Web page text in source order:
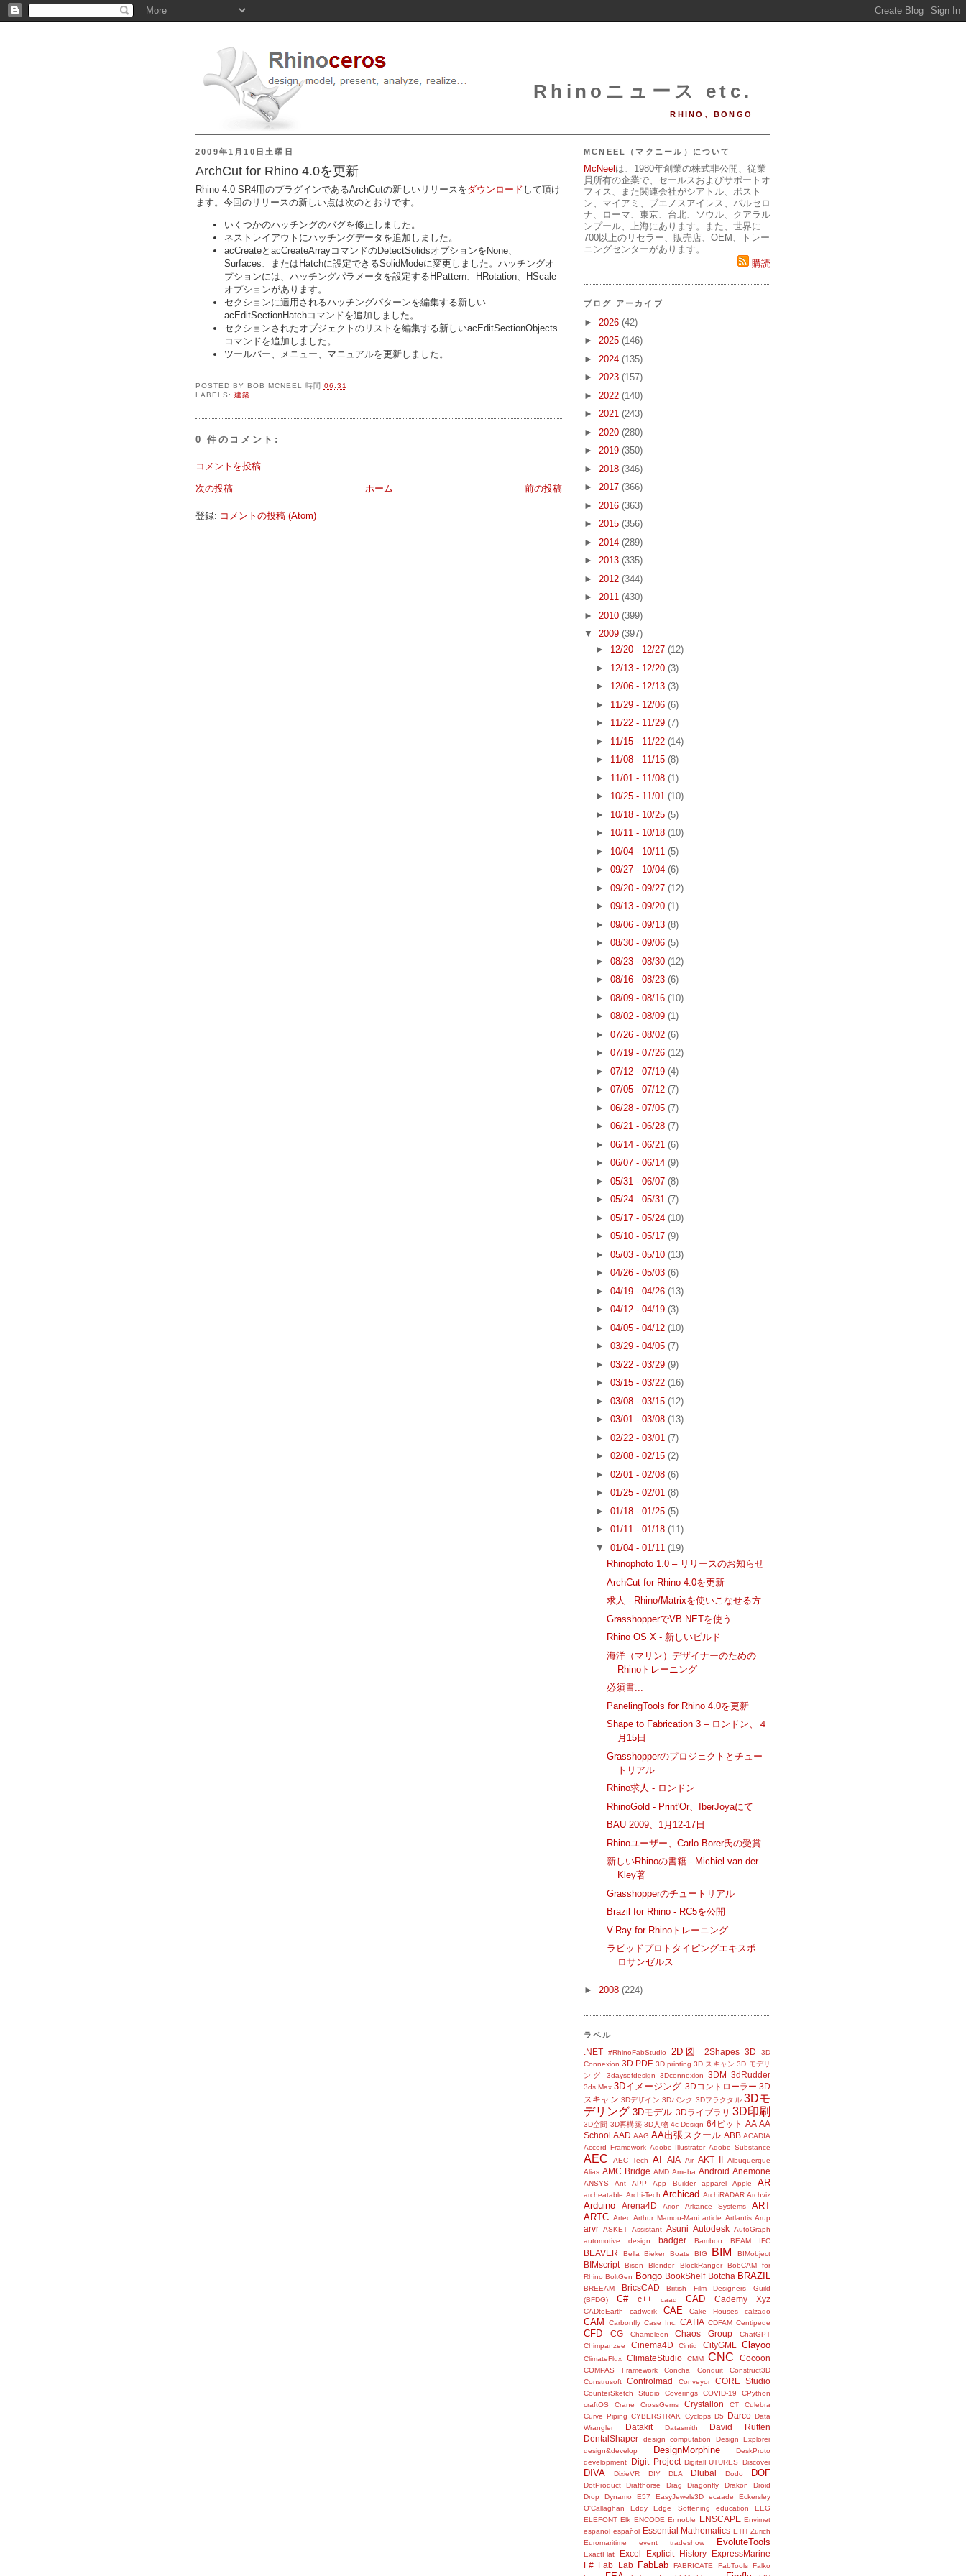
Rhinoニュース etc.
RHINO、BONGO
2009年1月10日土曜日
ArchCut for Rhino 4.0を更新
Rhino 4.0 SR4用のプラグインであるArchCutの新しいリリースをダウンロード して頂け
ます。今回のリリースの新しい点は次のとおりです。
いくつかのハッチングのバグを修正しました。
ネストレイアウトにハッチングデータを追加しました。
acCreateとacCreateArrayコマンドのDetectSolidsオプションをNone、
Surfaces、またはHatchに設定できるSolidModeに変更しました。ハッチングオ
プションには、ハッチングパラメータを設定するHPattern、HRotation、HScale
オプションがあります。
セクションに適用されるハッチングパターンを編集する新しい
acEditSectionHatchコマンドを追加しました。
セクションされたオブジェクトのリストを編集する新しいacEditSectionObjects
コマンドを追加しました。
ツールバー、メニュー、マニュアルを更新しました。
POSTED BY BOB MCNEEL 時間 06:31
LABELS: 建築
0 件のコメント:
コメントを投稿
次の投稿 前の投稿
ホーム
登録: コメントの投稿 (Atom)
MCNEEL（マクニール）について
McNeel は、1980年創業の株式非公開、従業
員所有の企業で、セールスおよびサポートオ
フィス、また関連会社がシアトル、ボスト
ン、マイアミ、ブエノスアイレス、バルセロ
ナ、ローマ、東京、台北、ソウル、クアラル
ンプール、上海にあります。また、世界に
700以上のリセラー、販売店、OEM、トレー
ニングセンターがあります。
購読
ブログ アーカイブ
► 2026 (42)
► 2025 (146)
► 2024 (135)
► 2023 (157)
► 2022 (140)
► 2021 (243)
► 2020 (280)
► 2019 (350)
► 2018 (346)
► 2017 (366)
► 2016 (363)
► 2015 (356)
► 2014 (289)
► 2013 (335)
► 2012 (344)
► 2011 (430)
► 2010 (399)
▼ 2009 (397)
► 12/20 - 12/27 (12)
► 12/13 - 12/20 (3)
► 12/06 - 12/13 (3)
► 11/29 - 12/06 (6)
► 11/22 - 11/29 (7)
► 11/15 - 11/22 (14)
► 11/08 - 11/15 (8)
► 11/01 - 11/08 (1)
► 10/25 - 11/01 (10)
► 10/18 - 10/25 (5)
► 10/11 - 10/18 (10)
► 10/04 - 10/11 (5)
► 09/27 - 10/04 (6)
► 09/20 - 09/27 (12)
► 09/13 - 09/20 (1)
► 09/06 - 09/13 (8)
► 08/30 - 09/06 (5)
► 08/23 - 08/30 (12)
► 08/16 - 08/23 (6)
► 08/09 - 08/16 (10)
► 08/02 - 08/09 (1)
► 07/26 - 08/02 (6)
► 07/19 - 07/26 (12)
► 07/12 - 07/19 (4)
► 07/05 - 07/12 (7)
► 06/28 - 07/05 (7)
► 06/21 - 06/28 (7)
► 06/14 - 06/21 (6)
► 06/07 - 06/14 (9)
► 05/31 - 06/07 (8)
► 05/24 - 05/31 (7)
► 05/17 - 05/24 (10)
► 05/10 - 05/17 (9)
► 05/03 - 05/10 (13)
► 04/26 - 05/03 (6)
► 04/19 - 04/26 (13)
► 04/12 - 04/19 (3)
► 04/05 - 04/12 (10)
► 03/29 - 04/05 (7)
► 03/22 - 03/29 (9)
► 03/15 - 03/22 (16)
► 03/08 - 03/15 (12)
► 03/01 - 03/08 (13)
► 02/22 - 03/01 (7)
► 02/08 - 02/15 (2)
► 02/01 - 02/08 (6)
► 01/25 - 02/01 (8)
► 01/18 - 01/25 (5)
► 01/11 - 01/18 (11)
▼ 01/04 - 01/11 (19)
Rhinophoto 1.0 – リリースのお知らせ
ArchCut for Rhino 4.0を更新
求人 - Rhino/Matrixを使いこなせる方
GrasshopperでVB.NETを使う
Rhino OS X - 新しいビルド
海洋（マリン）デザイナーのための
Rhinoトレーニング
必須書...
PanelingTools for Rhino 4.0を更新
Shape to Fabrication 3 – ロンドン、４
月15日
Grasshopperのプロジェクトとチュー
トリアル
Rhino求人 - ロンドン
RhinoGold - Print'Or、IberJoyaにて
BAU 2009、1月12-17日
Rhinoユーザー、Carlo Borer氏の受賞
新しいRhinoの書籍 - Michiel van der
Kley著
Grasshopperのチュートリアル
Brazil for Rhino - RC5を公開
V-Ray for Rhinoトレーニング
ラピッドプロトタイピングエキスポ –
ロサンゼルス
► 2008 (224)
ラベル
.NET #RhinoFabStudio 2D図 2Shapes 3D
3D
Connexion 3D PDF 3D printing 3D スキャン 3D モデリ
ング
3daysofdesign 3Dconnexion 3DM 3dRudder
3ds Max 3Dイメージング 3Dコントローラー 3D
スキャン 3Dデザイン 3Dバンク 3Dフラクタル 3Dモ
デリング 3Dモデル 3Dライブラリ 3D印刷
3D空間 3D再構築 3D人物 4c Design 64ビット AA AA
School AAD AAG AA出張スクール ABB ACADIA
Accord Framework Adobe Illustrator Adobe Substance
AEC AEC Tech AI AIA Air AKT II
Albuquerque
Alias AMC Bridge AMD Ameba Android Anemone
ANSYS Ant APP App Builder apparel Apple AR
archeatable Archi-Tech Archicad ArchiRADAR Archviz
Arduino Arena4D Arion Arkance Systems
ART
ARTC Artec Arthur Mamou-Mani article Artlantis Arup
arvr ASKET Assistant Asuni Autodesk AutoGraph
automotive design
badger Bamboo BEAM IFC
BEAVER Bella Bieker Boats BIG BIM BIMobject
BIMscript Bison Blender BlockRanger
BobCAM for
Rhino BoltGen Bongo BookShelf Botcha BRAZIL
BREEAM BricsCAD
British Film Designers Guild
(BFDG)
C# c++ caad CAD Cademy Xyz
CADtoEarth cadwork CAE Cake Houses calzado
CAM Carbonfly Case Inc. CATIA CDFAM Centipede
CFD CG Chameleon Chaos Group
ChatGPT
Chimpanzee
Cinema4D Cintiq CityGML Clayoo
ClimateFlux ClimateStudio CMM CNC Cocoon
COMPAS Framework Concha Conduit
Construct3D
Construsoft
Controlmad Conveyor CORE Studio
CounterSketch Studio Coverings COVID-19
CPython
craftOS
Crane CrossGems Crystallon CT
Culebra
Curve Piping CYBERSTRAK Cyclops D5 Darco Data
Wrangler
Datakit Datasmith
David Rutten
DentalShaper
design computation
Design Explorer
design&develop
DesignMorphine
DeskProto
development
Digit Project DigitalFUTURES Discover
DIVA DixieVR DIY DLA Dlubal Dodo DOF
DotProduct Drafthorse Drag Dragonfly Drakon
Droid
Drop
Dynamo E57 EasyJewels3D ecaade
Eckersley
O'Callaghan
Eddy Edge Softening education
EEG
ELEFONT Elk ENCODE Ennoble ENSCAPE Envimet
espanol
español Essential Mathematics ETH Zurich
Euromaritime
event tradeshow EvoluteTools
ExactFlat Excel Explicit History
ExpressMarine
F#
Fab Lab FabLab FABRICATE FabTools
Falko